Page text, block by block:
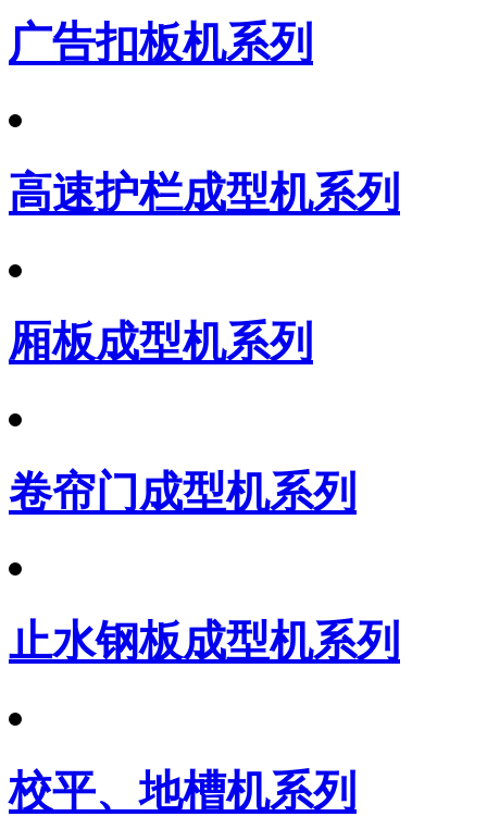
广告扣板机系列
高速护栏成型机系列
厢板成型机系列
卷帘门成型机系列
止水钢板成型机系列
校平、地槽机系列